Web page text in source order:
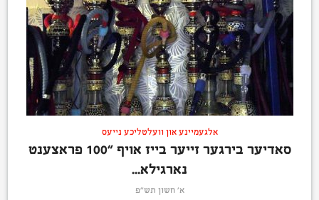
אלגעמיינע און וועלטליכע נייעס
סאדיער בירגער זייער בייז אויף “100 פראצענט
נארגילא...
א׳ חשון תש״פ